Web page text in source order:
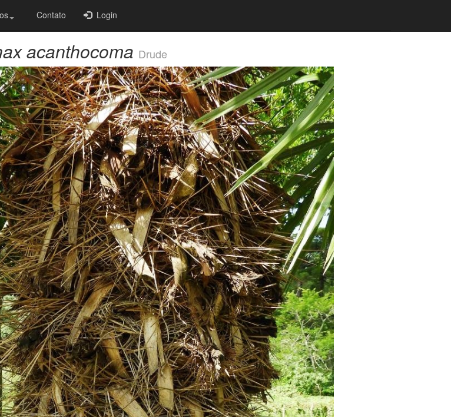
Contato Login
acanthocoma Drude